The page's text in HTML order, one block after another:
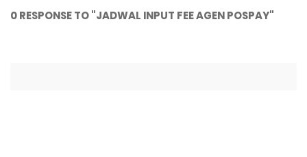
0 RESPONSE TO "JADWAL INPUT FEE AGEN POSPAY"